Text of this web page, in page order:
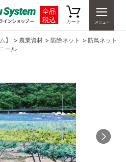
全品
税込
カート
】 > 農業資材 > 防除ネット > 防鳥ネット
ール